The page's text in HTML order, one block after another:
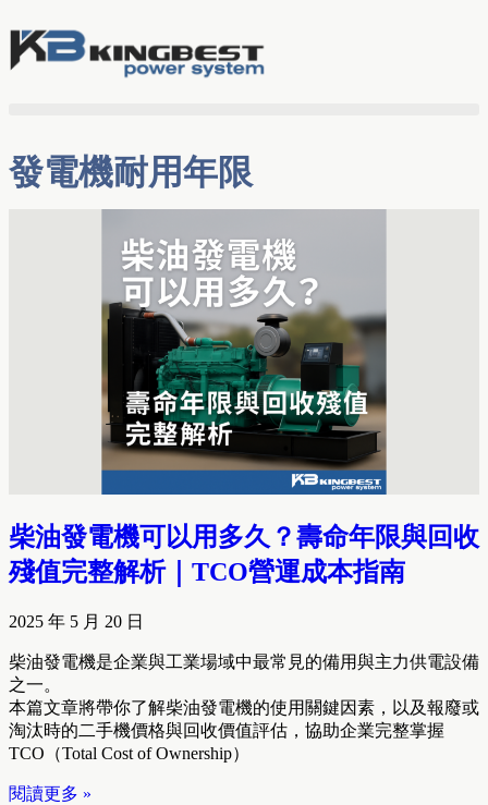
發電機耐用年限
柴油發電機可以用多久？壽命年限與回收
殘值完整解析｜TCO營運成本指南
2025 年 5 月 20 日
柴油發電機是企業與工業場域中最常見的備用與主力供電設備
之一。
本篇文章將帶你了解柴油發電機的使用關鍵因素，以及報廢或
淘汰時的二手機價格與回收價值評估，協助企業完整掌握
TCO（Total Cost of Ownership）
閱讀更多 »